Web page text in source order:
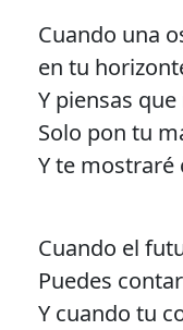
Cuando una
en tu
Y piensas
Solo pon tu
Y te mostraré
Cuando el
Puedes
Y cuando tu